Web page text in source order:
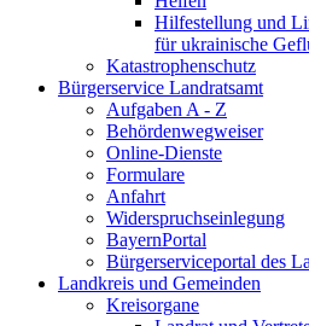
Hilfestellung und
für ukrainische
Katastrophenschutz
Bürgerservice Landratsamt
Aufgaben A - Z
Behördenwegweiser
Online-Dienste
Formulare
Anfahrt
Widerspruchseinlegung
BayernPortal
Bürgerserviceportal des
Landkreis und Gemeinden
Kreisorgane